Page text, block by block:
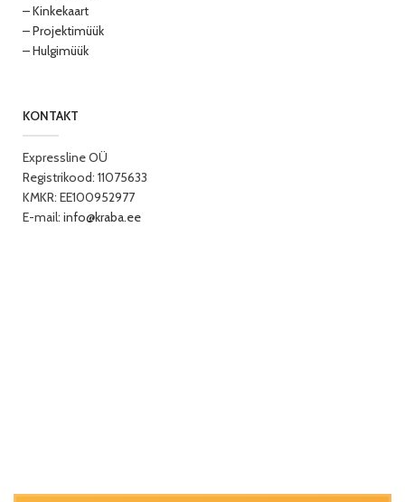
– Kinkekaart
– Projektimüük
– Hulgimüük
KONTAKT
Expressline OÜ
Registrikood: 11075633
KMKR: EE100952977
E-mail: info@kraba.ee